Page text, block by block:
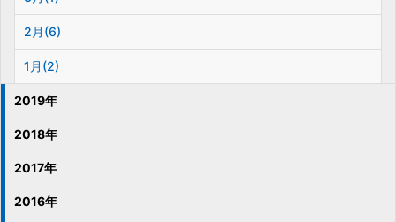
2月(6)
1月(2)
2019年
2018年
2017年
2016年